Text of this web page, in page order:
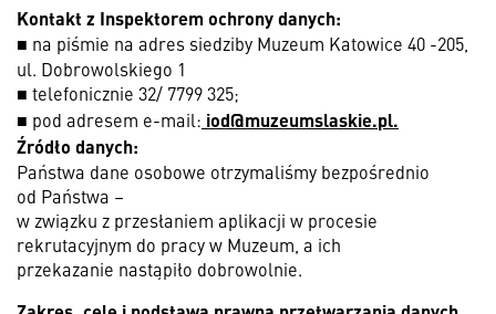
Kontakt z Inspektorem ochrony danych:
■ na piśmie na adres siedziby Muzeum Katowice 40 -205,
ul. Dobrowolskiego 1
■ telefonicznie 32/ 7799 325;
■ pod adresem e-mail: iod@muzeumslaskie.pl.
Źródło danych:
Państwa dane osobowe otrzymaliśmy bezpośrednio
od Państwa –
w związku z przesłaniem aplikacji w procesie
rekrutacyjnym do pracy w Muzeum, a ich
przekazanie nastąpiło dobrowolnie.